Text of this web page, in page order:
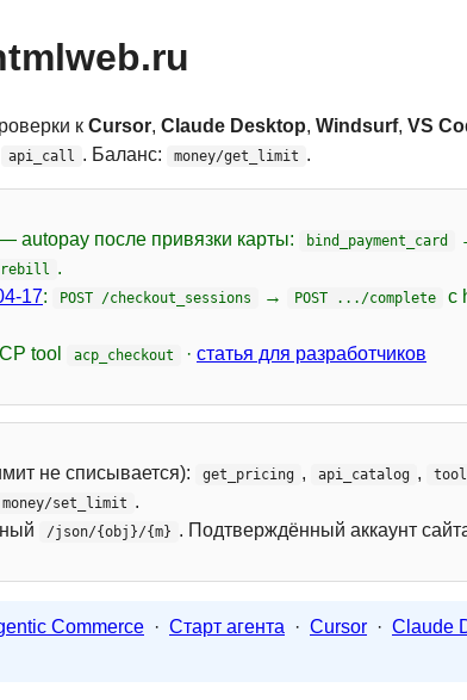
к Cursor, Claude Desktop, Windsurf, VS
api_call . Баланс: money/get_limit .
autopay после привязки карты: bind_payment_card
.
17: POST /checkout_sessions → POST .../complete с
tool acp_checkout · статья для разработчиков
не списывается): get_pricing , api_catalog ,
money/set_limit .
/json/{obj}/{m} . Подтверждённый аккаунт
Commerce · Старт агента · Cursor · Claude